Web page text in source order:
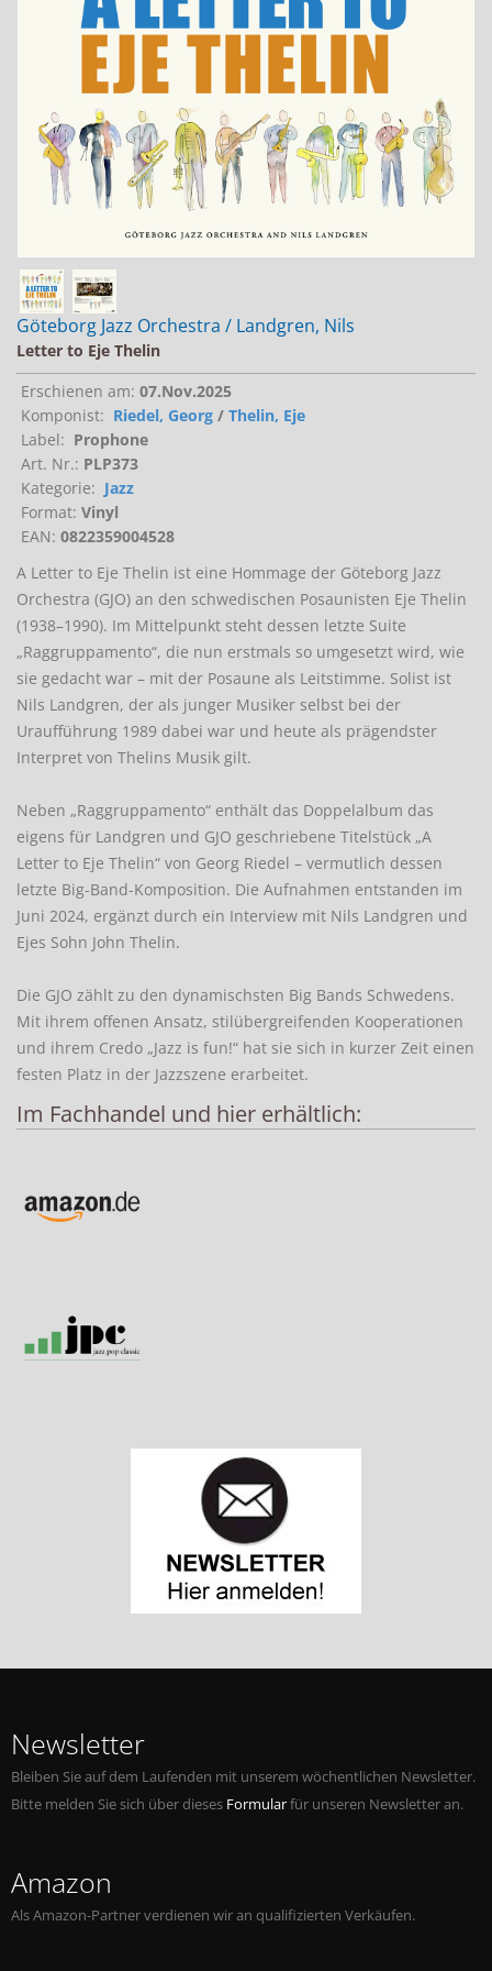
Jobs bei Naxos
Naxos Deutschland Blog
Naxos weltweit
Göteborg Jazz Orchestra / Landgren, Nils
Letter to Eje Thelin
Erschienen am: 07.Nov.2025
Komponist: Riedel, Georg / Thelin, Eje
Label: Prophone
Art. Nr.: PLP373
Kategorie: Jazz
Format: Vinyl
EAN: 0822359004528
A Letter to Eje Thelin ist eine Hommage der Göteborg Jazz
Orchestra (GJO) an den schwedischen Posaunisten Eje Thelin
(1938–1990). Im Mittelpunkt steht dessen letzte Suite
„Raggruppamento“, die nun erstmals so umgesetzt wird, wie
sie gedacht war – mit der Posaune als Leitstimme. Solist ist
Nils Landgren, der als junger Musiker selbst bei der
Uraufführung 1989 dabei war und heute als prägendster
Interpret von Thelins Musik gilt.
Neben „Raggruppamento“ enthält das Doppelalbum das
eigens für Landgren und GJO geschriebene Titelstück „A
Letter to Eje Thelin“ von Georg Riedel – vermutlich dessen
letzte Big-Band-Komposition. Die Aufnahmen entstanden im
Juni 2024, ergänzt durch ein Interview mit Nils Landgren und
Ejes Sohn John Thelin.
Die GJO zählt zu den dynamischsten Big Bands Schwedens.
Mit ihrem offenen Ansatz, stilübergreifenden Kooperationen
und ihrem Credo „Jazz is fun!“ hat sie sich in kurzer Zeit einen
festen Platz in der Jazzszene erarbeitet.
Im Fachhandel und hier erhältlich:
Newsletter
Bleiben Sie auf dem Laufenden mit unserem wöchentlichen Newsletter.
Bitte melden Sie sich über dieses Formularfür unseren Newsletter an.
Amazon
Als Amazon-Partner verdienen wir an qualifizierten Verkäufen.